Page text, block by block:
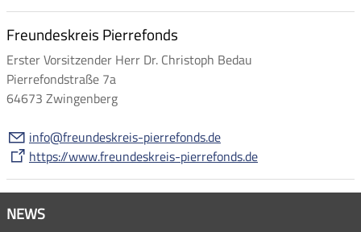
Freundeskreis Pierrefonds
Erster Vorsitzender Herr Dr. Christoph Bedau
Pierrefondstraße 7a
64673 Zwingenberg
nf
fr nd skr s-p rr f ndsd
https://www.freundeskreis-pierrefonds.de
NEWS